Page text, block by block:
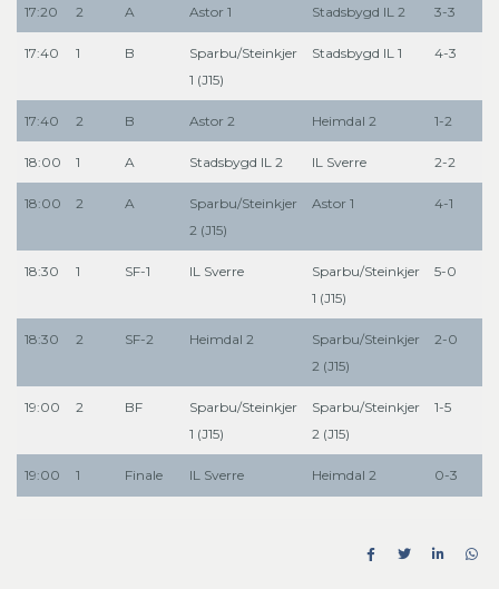
17:20 2 A Astor 1 Stadsbygd IL 2 3-3
17:40 1 B
Sparbu/Steinkjer
1 (J15)
Stadsbygd IL 1 4-3
17:40 2 B Astor 2 Heimdal 2 1-2
18:00 1 A Stadsbygd IL 2 IL Sverre 2-2
18:00 2 A
Sparbu/Steinkjer
2 (J15)
Astor 1 4-1
18:30 1 SF-1 IL Sverre
Sparbu/Steinkjer
1 (J15)
5-0
18:30 2 SF-2 Heimdal 2
Sparbu/Steinkjer
2 (J15)
2-0
19:00 2 BF
Sparbu/Steinkjer
1 (J15)
Sparbu/Steinkjer
2 (J15)
1-5
19:00 1 Finale IL Sverre Heimdal 2 0-3